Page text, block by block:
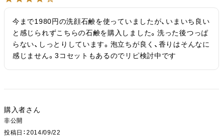
今まで1980円の洗顔石鹸を使っていましたが、いまいち良い
と感じられずこちらの石鹸を購入しました。洗った後つっぱ
らない、しっとりしています。泡立ちが良く、香りはそんなに
感じません。3コセットもあるのでリピ検討中です
購入者
非公開
投稿日
2014/09/22